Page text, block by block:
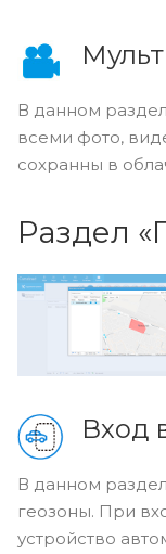
В данном
всеми фото,
сохранны в
Раздел
Вход
В данном
геозоны. При
устройство